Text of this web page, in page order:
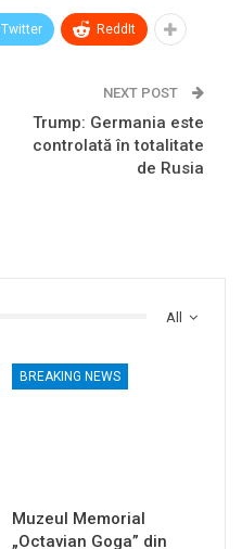
Twitter ReddIt
NEXT POST
Trump: Germania este
controlată în totalitate
de Rusia
All
BREAKING NEWS
Muzeul Memorial
„Octavian Goga” din